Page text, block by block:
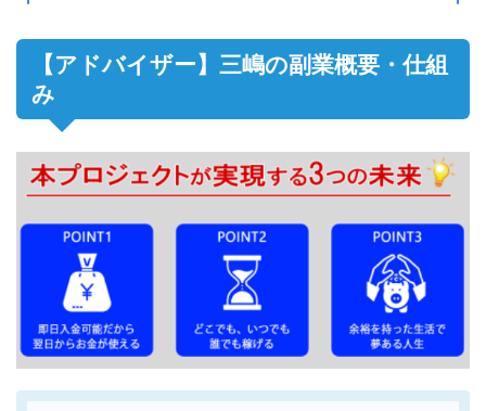
【アドバイザー】三嶋の副業概要・仕組
み